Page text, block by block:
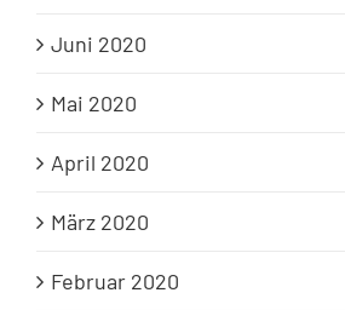
Juni 2020
Mai 2020
April 2020
März 2020
Februar 2020